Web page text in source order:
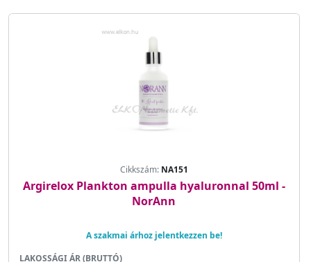
Cikkszám: NA151
Argirelox Plankton ampulla hyaluronnal 50ml -
NorAnn
A szakmai árhoz jelentkezzen be!
LAKOSSÁGI ÁR (BRUTTÓ)